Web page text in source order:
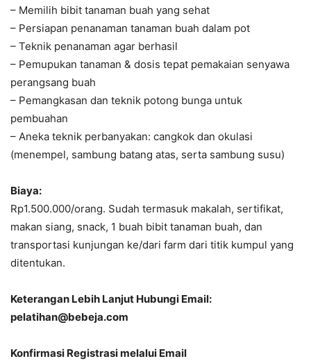
– Memilih bibit tanaman buah yang sehat
– Persiapan penanaman tanaman buah dalam pot
– Teknik penanaman agar berhasil
– Pemupukan tanaman & dosis tepat pemakaian senyawa
perangsang buah
– Pemangkasan dan teknik potong bunga untuk
pembuahan
– Aneka teknik perbanyakan: cangkok dan okulasi
(menempel, sambung batang atas, serta sambung susu)
Biaya:
Rp1.500.000/orang. Sudah termasuk makalah, sertifikat,
makan siang, snack, 1 buah bibit tanaman buah, dan
transportasi kunjungan ke/dari farm dari titik kumpul yang
ditentukan.
Keterangan Lebih Lanjut Hubungi Email:
pelatihan@bebeja.com
Konfirmasi Registrasi melalui Email